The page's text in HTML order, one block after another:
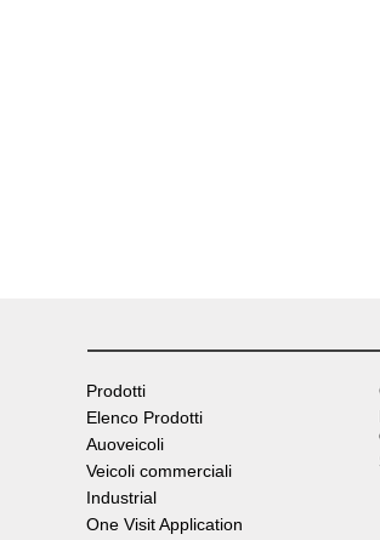
Prodotti
Elenco Prodotti
Auoveicoli
Veicoli commerciali
Industrial
One Visit Application